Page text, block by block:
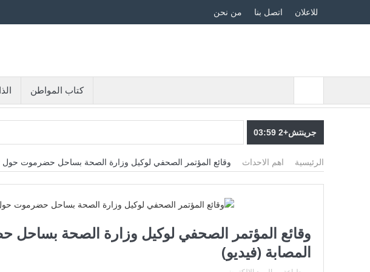
من نحن اتصل بنا للاعلان
كتاب المواطن
جرينتش+2 03:59
الرئيسية اهم الاحداث وقائع المؤتمر الصحفي لوكيل وزارة الصحة بساحل حضرموت حول
وقائع المؤتمر الصحفي لوكيل وزارة الصحة
المصابة (فيديو)